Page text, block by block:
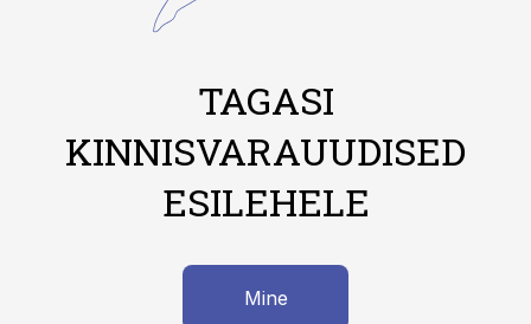
TAGASI
KINNISVARAUUDISED
ESILEHELE
Mine